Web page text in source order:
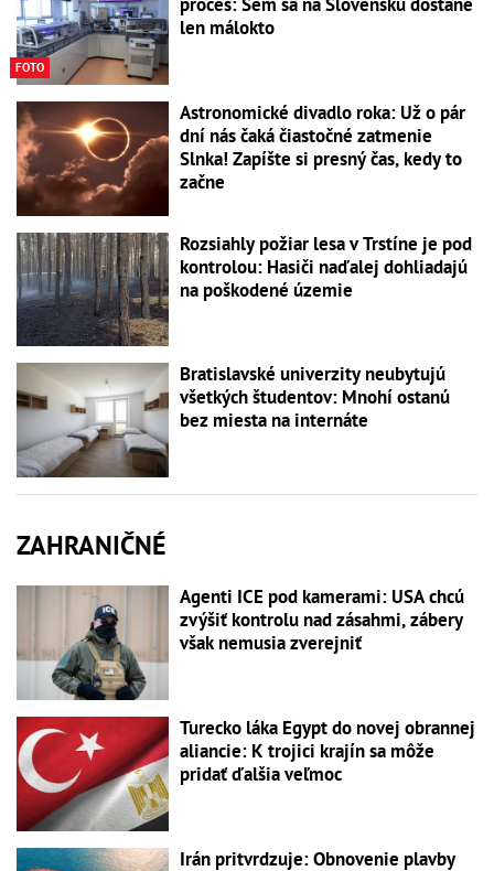
FOTO
len málokto
Astronomické divadlo roka: Už o pár
dní nás čaká čiastočné zatmenie
Slnka! Zapíšte si presný čas, kedy to
začne
Rozsiahly požiar lesa v Trstíne je pod
kontrolou: Hasiči naďalej dohliadajú
na poškodené územie
Bratislavské univerzity neubytujú
všetkých študentov: Mnohí ostanú
bez miesta na internáte
ZAHRANIČNÉ
Agenti ICE pod kamerami: USA chcú
zvýšiť kontrolu nad zásahmi, zábery
však nemusia zverejniť
Turecko láka Egypt do novej obrannej
aliancie: K trojici krajín sa môže
pridať ďalšia veľmoc
Irán pritvrdzuje: Obnovenie plavby